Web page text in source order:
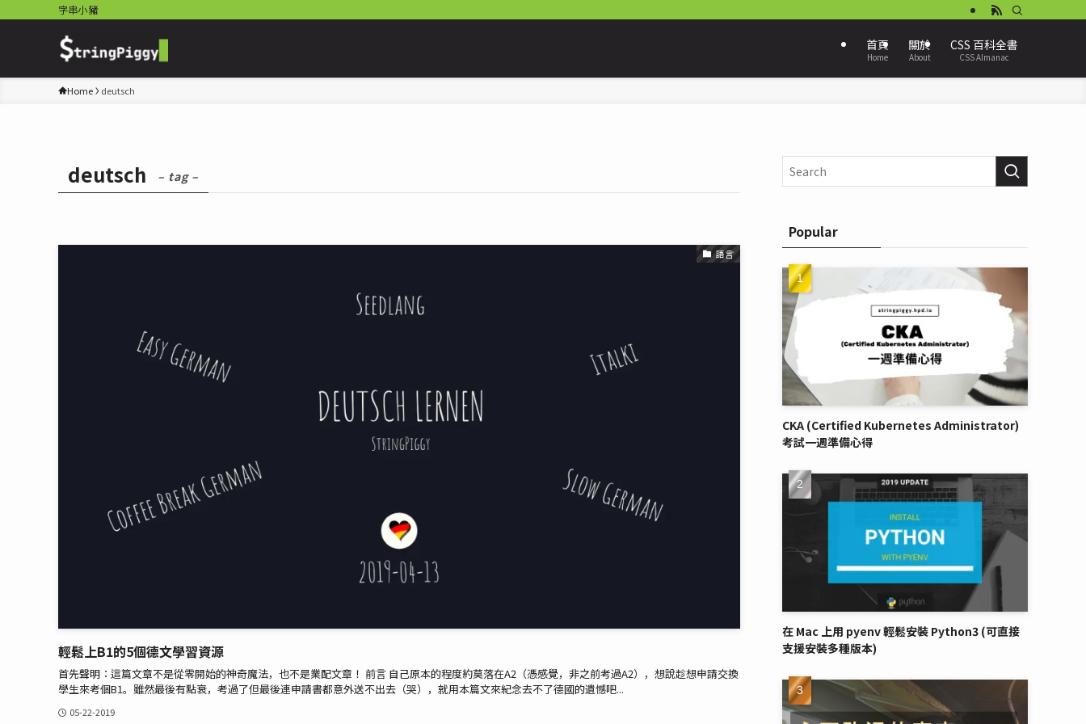
字串小豬
首頁
Home
關於
About
CSS 百科全書
CSS Almanac
Home deutsch
deutsch – tag –
語言
輕鬆上B1的5個德文學習資源
首先聲明：這篇文章不是從零開始的神奇魔法，也不是業配文章！ 前言 自己原本的程度約莫落在A2（憑感覺，非之前考過A2），想說趁想申請交換
學生來考個B1。雖然最後有點衰，考過了但最後連申請書都意外送不出去（哭），就用本篇文來紀念去不了德國的遺憾吧...
05-22-2019
Popular
CKA (Certified Kubernetes Administrator)
考試一週準備心得
在 Mac 上用 pyenv 輕鬆安裝 Python3 (可直接
支援安裝多種版本)